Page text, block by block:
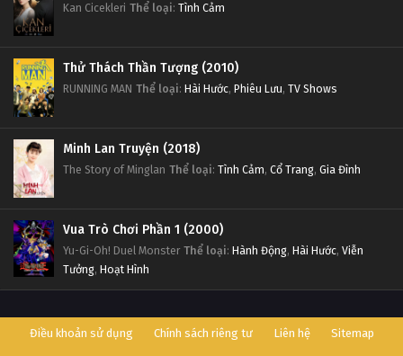
Kan Cicekleri Thể loại: Tình Cảm
Thử Thách Thần Tượng (2010)
RUNNING MAN Thể loại: Hài Hước, Phiêu Lưu, TV Shows
Minh Lan Truyện (2018)
The Story of Minglan Thể loại: Tình Cảm, Cổ Trang, Gia Đình
Vua Trò Chơi Phần 1 (2000)
Yu-Gi-Oh! Duel Monster Thể loại: Hành Động, Hài Hước, Viễn
Tưởng, Hoạt Hình
Điều khoản sử dụng Chính sách riêng tư Liên hệ Sitemap